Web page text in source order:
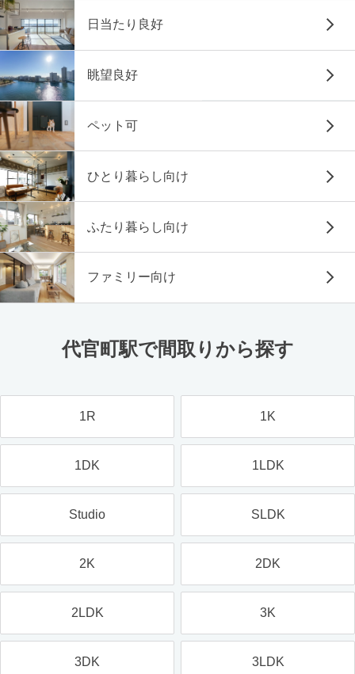
日当たり良好
眺望良好
ペット可
ひとり暮らし向け
ふたり暮らし向け
ファミリー向け
代官町駅で間取りから探す
1R 1K
1DK 1LDK
Studio SLDK
2K 2DK
2LDK 3K
3DK 3LDK